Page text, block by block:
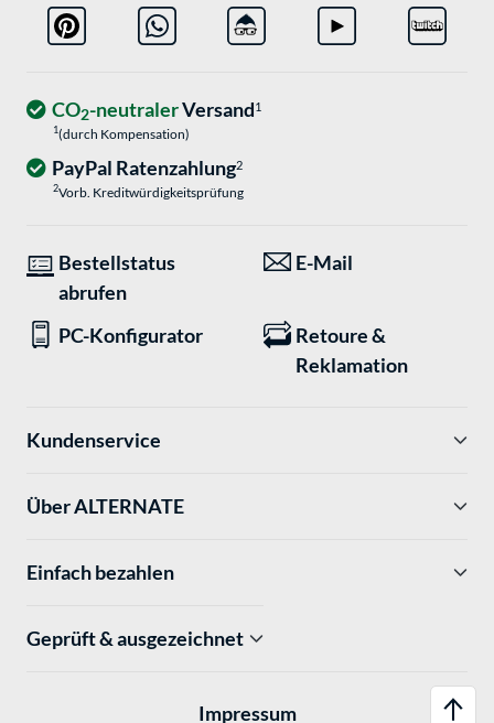
CO2-neutralerVersand1
1(durch Kompensation)
PayPal Ratenzahlung2
2Vorb. Kreditwürdigkeitsprüfung
Bestellstatus
abrufen
E-Mail
PC-Konfigurator
Retoure &
Reklamation
Kundenservice
Über ALTERNATE
Einfach bezahlen
Geprüft & ausgezeichnet
Impressum